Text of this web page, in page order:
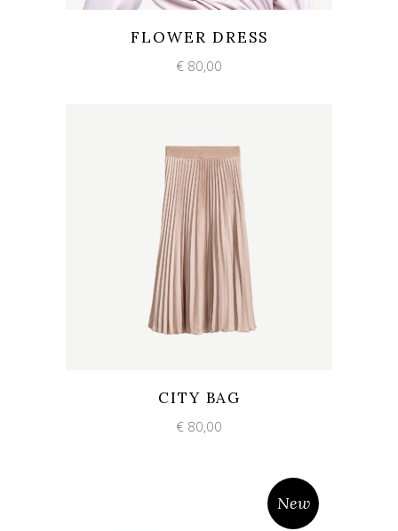
FLOWER DRESS
€ 80,00
CITY BAG
€ 80,00
New